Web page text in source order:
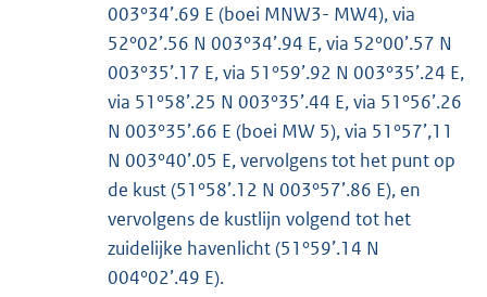
003°34’.69 E (boei MNW3- MW4), via
52°02’.56 N 003°34’.94 E, via 52°00’.57 N
003°35’.17 E, via 51°59’.92 N 003°35’.24 E,
via 51°58’.25 N 003°35’.44 E, via 51°56’.26
N 003°35’.66 E (boei MW 5), via 51°57’,11
N 003°40’.05 E, vervolgens tot het punt op
de kust (51°58’.12 N 003°57’.86 E), en
vervolgens de kustlijn volgend tot het
zuidelijke havenlicht (51°59’.14 N
004°02’.49 E).